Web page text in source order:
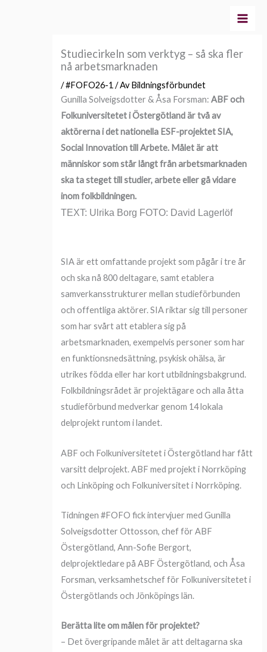
Studiecirkeln som verktyg – så ska fler
nå arbetsmarknaden
/#FOFO26-1 / AvBildningsförbundet
Gunilla Solveigsdotter & Åsa Forsman:ABF och
Folkuniversitetet i Östergötland är två av
aktörerna i det nationella ESF-projektet SIA,
Social Innovation till Arbete. Målet är att
människor som står långt från arbetsmarknaden
ska ta steget till studier, arbete eller gå vidare
inom folkbildningen.
TEXT: Ulrika Borg FOTO: David Lagerlöf
SIA är ett omfattande projekt som pågår i tre år
och ska nå 800 deltagare, samt etablera
samverkansstrukturer mellan studieförbunden
och offentliga aktörer. SIA riktar sig till personer
som har svårt att etablera sig på
arbetsmarknaden, exempelvis personer som har
en funktionsnedsättning, psykisk ohälsa, är
utrikes födda eller har kort utbildningsbakgrund.
Folkbildningsrådet är projektägare och alla åtta
studieförbund medverkar genom 14 lokala
delprojekt runtom i landet.
ABF och Folkuniversitetet i Östergötland har fått
varsitt delprojekt. ABF med projekt i Norrköping
och Linköping och Folkuniversitet i Norrköping.
Tidningen #FOFO fick intervjuer med Gunilla
Solveigsdotter Ottosson, chef för ABF
Östergötland, Ann-Sofie Bergort,
delprojektledare på ABF Östergötland, och Åsa
Forsman, verksamhetschef för Folkuniversitetet i
Östergötlands och Jönköpings län.
Berätta lite om målen för projektet?
– Det övergripande målet är att deltagarna ska